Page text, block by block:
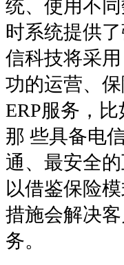
统、使用不
时系统提供
信科技将采
功的运营、
ERP服务，
那 些具备电
通、最安全
以借鉴保险
措施会解决
务。